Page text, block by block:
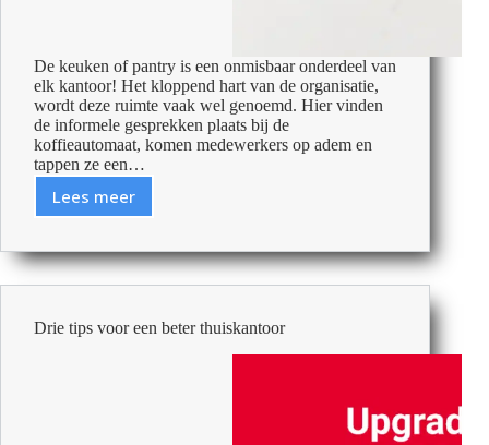
De keuken of pantry is een onmisbaar onderdeel van
elk kantoor! Het kloppend hart van de organisatie,
wordt deze ruimte vaak wel genoemd. Hier vinden
de informele gesprekken plaats bij de
koffieautomaat, komen medewerkers op adem en
tappen ze een…
Lees meer
De
schoonhouden
voor
beginners
Drie tips voor een beter thuiskantoor